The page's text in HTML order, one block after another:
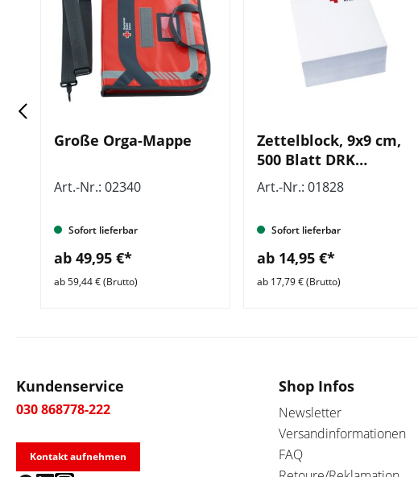
Große Orga-Mappe
Art.-Nr.: 02340
Sofort lieferbar
ab 49,95 €*
ab 59,44 € (Brutto)
Zettelblock, 9x9 cm,
500 Blatt DRK
Kompaktlogo, VE = 6
Stück
Art.-Nr.: 01828
Sofort lieferbar
ab 14,95 €*
ab 17,79 € (Brutto)
Kundenservice
030 868778-222
Kontakt aufnehmen
Shop Infos
Newsletter
Versandinformationen
FAQ